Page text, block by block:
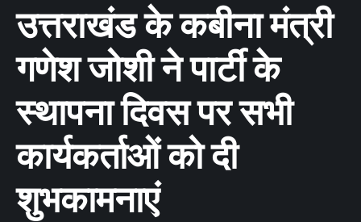
उत्तराखंड के कबीना मंत्री
गणेश जोशी ने पार्टी के
स्थापना दिवस पर सभी
कार्यकर्ताओं को दी
शुभकामनाएं